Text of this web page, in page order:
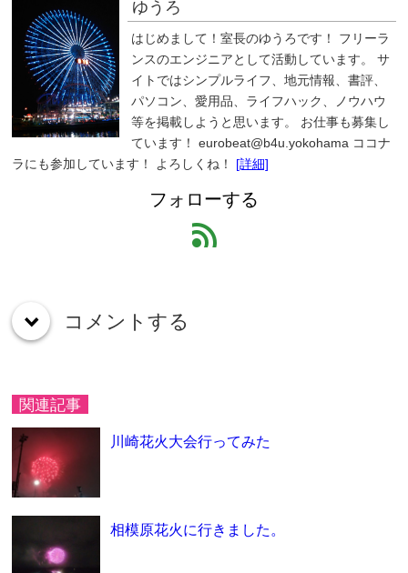
ゆうろ
はじめまして！室長のゆうろです！ フリーラ
ンスのエンジニアとして活動しています。 サ
イトではシンプルライフ、地元情報、書評、
パソコン、愛用品、ライフハック、ノウハウ
等を掲載しようと思います。 お仕事も募集し
ています！ eurobeat@b4u.yokohama ココナ
ラにも参加しています！ よろしくね！ [詳細]
フォローする
feed
down コメントする
関連記事
川崎花火大会行ってみた
相模原花火に行きました。